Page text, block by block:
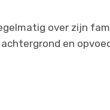
over zijn
en